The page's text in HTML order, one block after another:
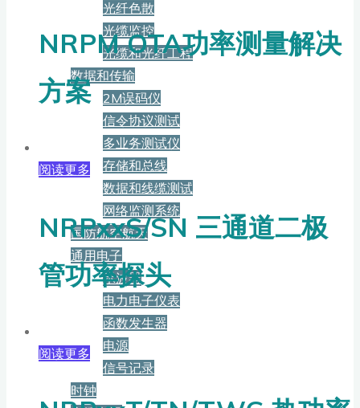
光纤色散
光缆监控
光缆和光纤工程
数据和传输
2M误码仪
信令协议测试
多业务测试仪
存储和总线
数据和线缆测试
网络监测系统
国防航空航天
通用电子
示波器
电力电子仪表
函数发生器
电源
信号记录
时钟
NRPM OTA功率测量解决
方案
阅读更多
NRPxxS/SN 三通道二极
管功率探头
阅读更多